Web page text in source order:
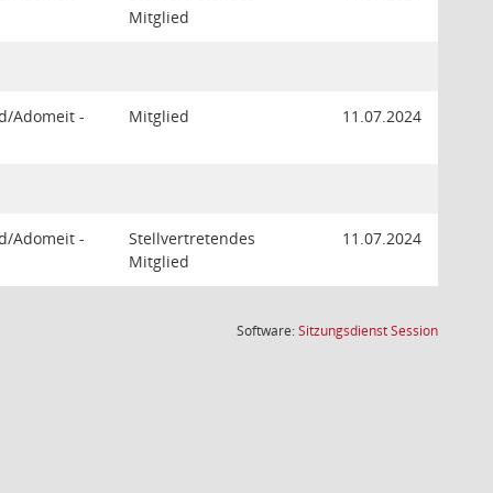
Mitglied
Adomeit -
Mitglied 11.07.2024
Adomeit -
Stellvertretendes
Mitglied
11.07.2024
Software:SitzungsdienstSession(Wird in